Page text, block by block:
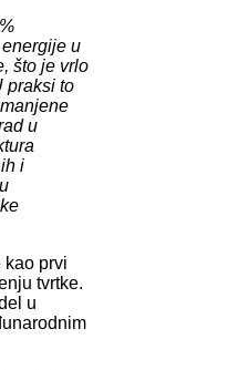
u
što je vrlo
praksi to
u
i
prvi
tvrtke.
u